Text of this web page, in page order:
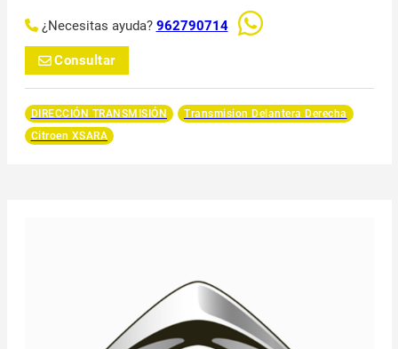
¿Necesitas ayuda? 962790714
Consultar
DIRECCIÓN TRANSMISIÓN
Transmision Delantera Derecha
Citroen XSARA